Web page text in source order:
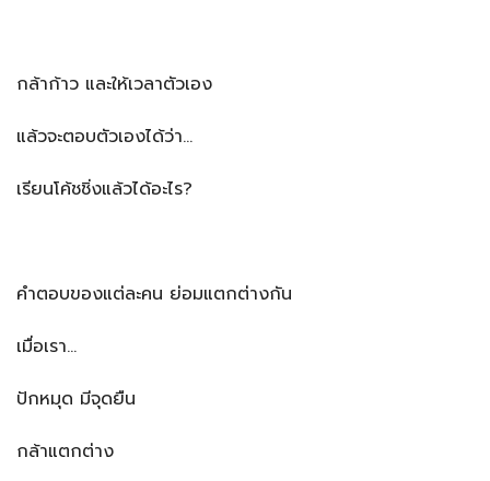
กล้าก้าว และให้เวลาตัวเอง
แล้วจะตอบตัวเองได้ว่า…
เรียนโค้ชชิ่งแล้วได้อะไร?
คำตอบของแต่ละคน ย่อมแตกต่างกัน
เมื่อเรา…
ปักหมุด มีจุดยืน
กล้าแตกต่าง